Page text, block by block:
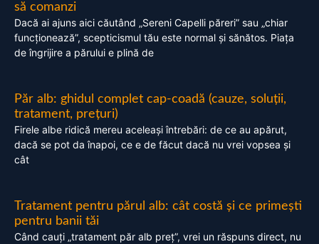
să comanzi
Dacă ai ajuns aici căutând „Sereni Capelli păreri” sau „chiar
funcționează”, scepticismul tău este normal și sănătos. Piața
de îngrijire a părului e plină de
Păr alb: ghidul complet cap-coadă (cauze, soluții,
tratament, prețuri)
Firele albe ridică mereu aceleași întrebări: de ce au apărut,
dacă se pot da înapoi, ce e de făcut dacă nu vrei vopsea și
cât
Tratament pentru părul alb: cât costă și ce primești
pentru banii tăi
Când cauți „tratament păr alb preț”, vrei un răspuns direct, nu